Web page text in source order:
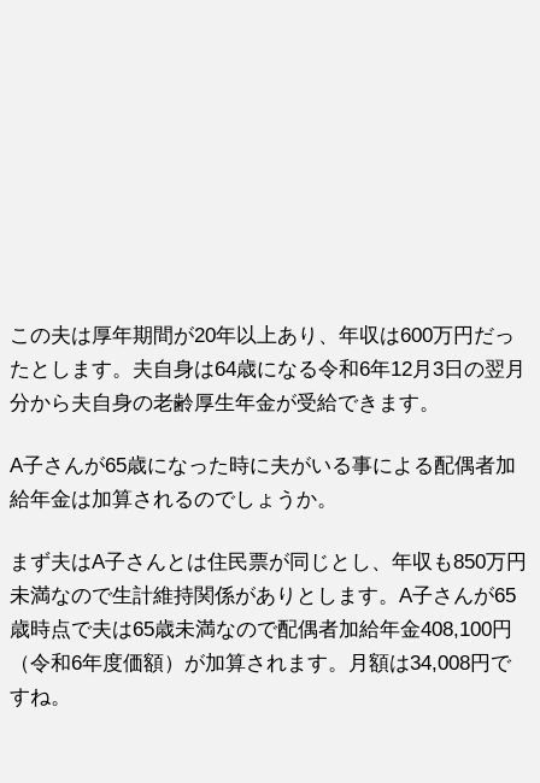
この夫は厚年期間が20年以上あり、年収は600万円だっ
たとします。夫自身は64歳になる令和6年12月3日の翌月
分から夫自身の老齢厚生年金が受給できます。
A子さんが65歳になった時に夫がいる事による配偶者加
給年金は加算されるのでしょうか。
まず夫はA子さんとは住民票が同じとし、年収も850万円
未満なので生計維持関係がありとします。A子さんが65
歳時点で夫は65歳未満なので配偶者加給年金408,100円
（令和6年度価額）が加算されます。月額は34,008円で
すね。